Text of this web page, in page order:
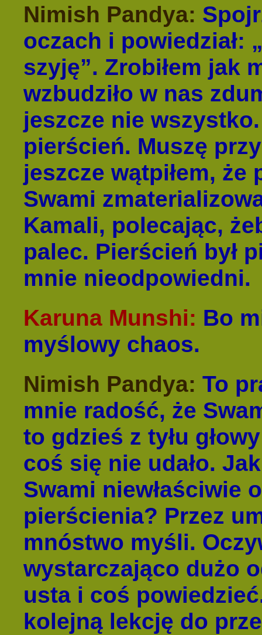
Nimish Pandya:
oczach i powiedział:
szyję”. Zrobiłem jak
wzbudziło w nas
jeszcze nie
pierścień. Muszę
jeszcze wątpiłem,
Swami
Kamali, polecając,
palec. Pierścień był
mnie nieodpowiedni.
Karuna Munshi: Bo
myślowy chaos.
Nimish Pandya: To
mnie radość, że
to gdzieś z tyłu
coś się nie udało.
Swami niewłaściwie
pierścienia? Przez
mnóstwo myśli.
wystarczająco dużo
usta i coś
kolejną lekcję do